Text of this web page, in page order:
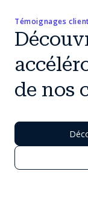
Témoignages
de nos